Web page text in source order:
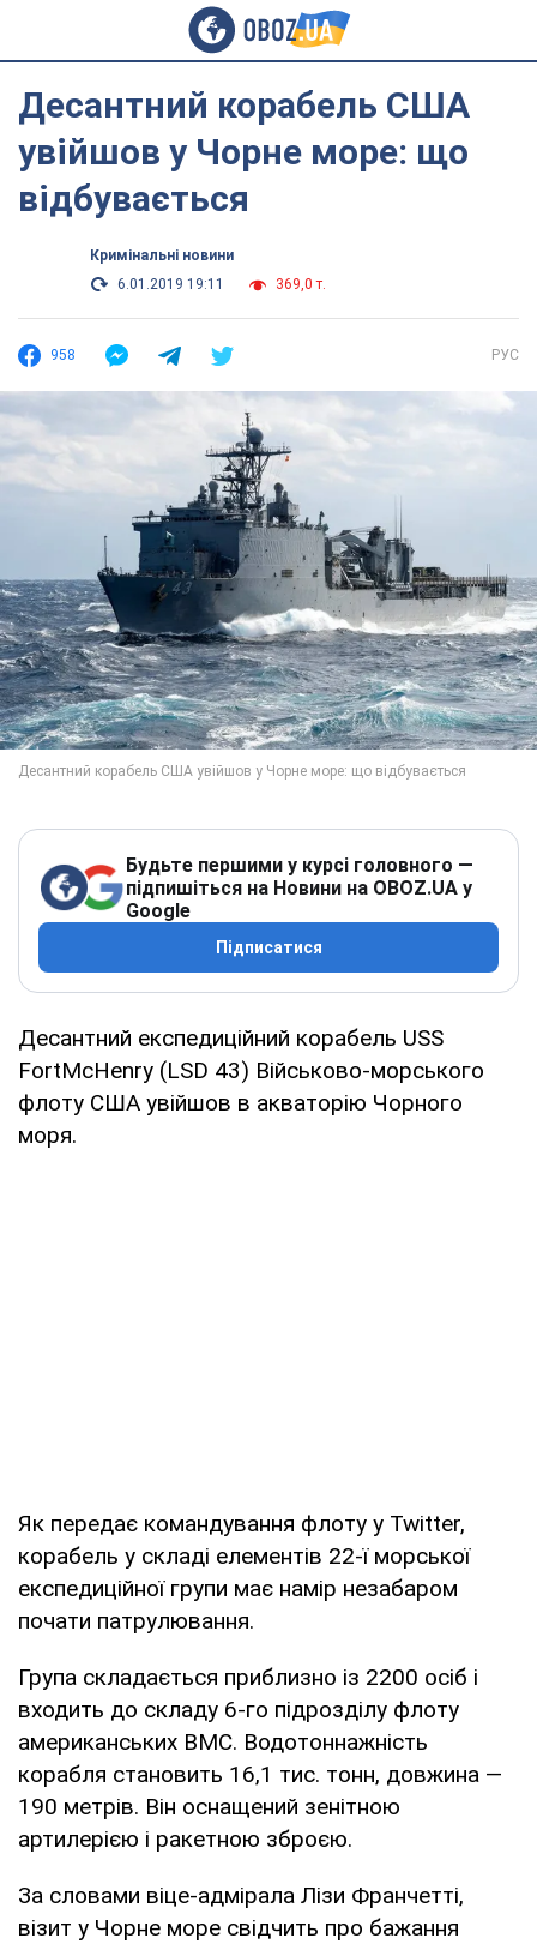
Десантний корабель США
увійшов у Чорне море: що
відбувається
Кримінальні новини
6.01.2019 19:11
369,0 т.
958 РУС
Будьте першими у курсі головного —
підпишіться на Новини на OBOZ.UA у
Google
Підписатися
Десантний експедиційний корабель USS
FortMcHenry (LSD 43) Військово-морського
флоту США увійшов в акваторію Чорного
моря.
Як передає командування флоту у Twitter,
корабель у складі елементів 22-ї морської
експедиційної групи має намір незабаром
почати патрулювання.
Група складається приблизно із 2200 осіб і
входить до складу 6-го підрозділу флоту
американських ВМС. Водотоннажність
корабля становить 16,1 тис. тонн, довжина —
190 метрів. Він оснащений зенітною
артилерією і ракетною зброєю.
За словами віце-адмірала Лізи Франчетті,
візит у Чорне море свідчить про бажання